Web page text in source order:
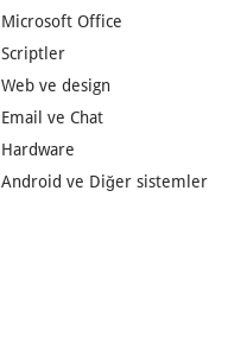
Microsoft Office
Scriptler
Web ve design
Email ve Chat
Hardware
Android ve Diğer sistemler